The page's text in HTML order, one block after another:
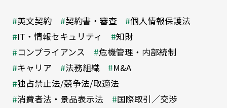
英文契約 契約書・審査
個人情報保護法
IT・情報セキュリティ
知財
コンプライアンス
危機管理・内部統制
キャリア
法務組織
M&A
独占禁止法/競争法/取適法
消費者法・景品表示法
国際取引／交渉